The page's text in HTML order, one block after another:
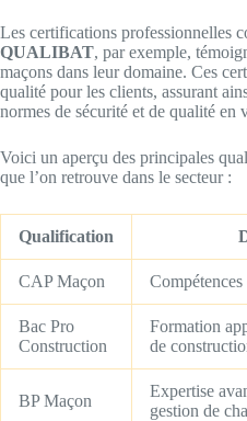
Les certifications professionnelles
QUALIBAT, par exemple,
maçons dans leur domaine. Ces
qualité pour les clients, assurant
normes de sécurité et de qualité en
Voici un aperçu des principales
que l’on retrouve dans le secteur :
Qualification
CAP Maçon Compétences
Bac Pro
Construction
Formation
de
BP Maçon
Expertise
gestion de